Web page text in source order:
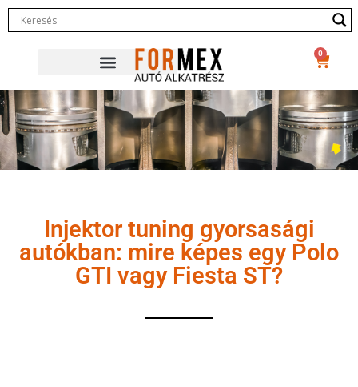
0
Injektor tuning gyorsasági
autókban: mire képes egy Polo
GTI vagy Fiesta ST?